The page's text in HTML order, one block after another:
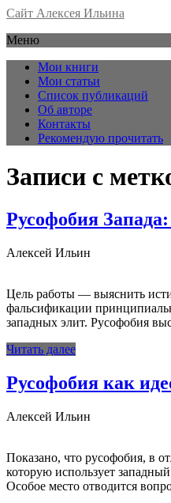
Сайт Алексея Ильина
Меню
Мои книги
Мои статьи
Список публикаций
Об авторе
Контакты
Рекомендую прочитать
Записи с
Русофобия
Алексей Ильин
Цель работы — выяснить
фальсификации
западных элит. Русофобия
Читать далее
Русофобия как
Алексей Ильин
Показано, что русофобия, в
которую использует
Особое место отводится